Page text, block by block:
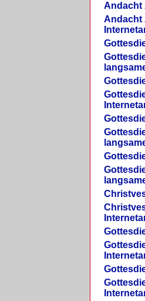
Andacht
Andacht